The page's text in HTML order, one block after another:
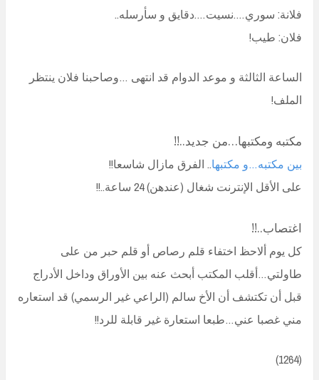
فلانة: سوري….نسيت….دقايق و سأرسله..
فلان: طيب!
الساعة الثالثة و موعد الدوام قد انتهى …وصاحبنا فلان ينتظر
الملف!
مكتبه ومكتبها…من جديد..!!
بين مكتبه…و مكتبها.. الفرق مازال شاسعا!!
على الأقل الإنترنت شغال (عندهن) 24 ساعة..!!
اغتصاب..!!
كل يوم ألاحظ اختفاء قلم رصاص أو قلم حبر من على
طاولتي…أقلب المكتب أبحث عنه بين الأوراق وداخل الأدراج
قبل أن تكتشف أن الأخ سالم (الراعي غير الرسمي) قد استعاره
مني غصبا عني…طبعا استعارة غير قابلة للرد!!
(1264)